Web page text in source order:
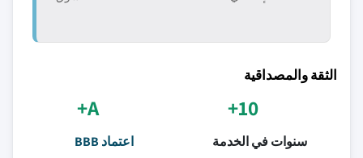
الثقة والمصداقية
10+
سنوات في الخدمة
A+
اعتماد BBB